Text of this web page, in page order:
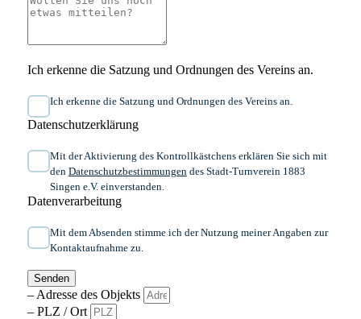
Ich erkenne die Satzung und Ordnungen des Vereins an.
Ich erkenne die Satzung und Ordnungen des Vereins an.
Datenschutzerklärung
Mit der Aktivierung des Kontrollkästchens erklären Sie sich mit
den Datenschutzbestimmungen des Stadt-Turnverein 1883
Singen e.V. einverstanden.
Datenverarbeitung
Mit dem Absenden stimme ich der Nutzung meiner Angaben zur
Kontaktaufnahme zu.
Senden
– Adresse des Objekts
– PLZ / Ort